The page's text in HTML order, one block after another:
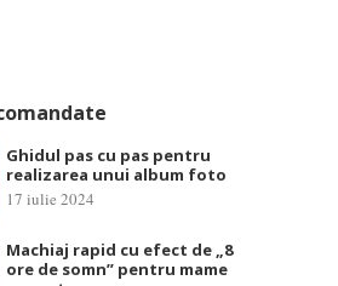
Ghidul pas cu pas pentru
realizarea unui album foto
17 iulie 2024
Machiaj rapid cu efect de „8
ore de somn” pentru mame